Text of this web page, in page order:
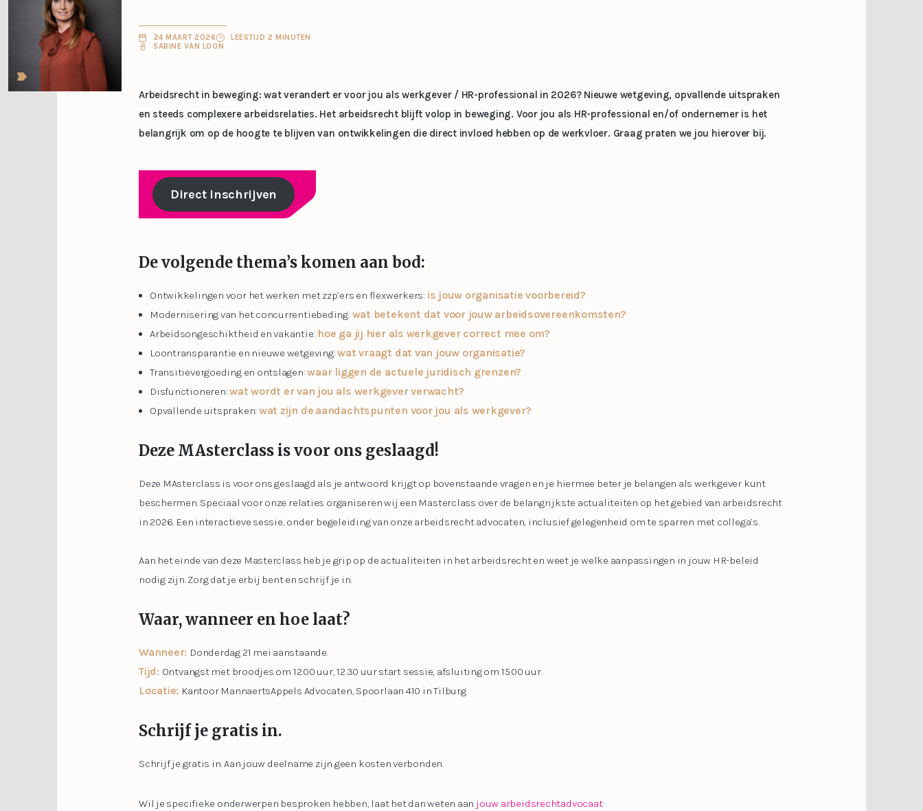
24 MAART 2026
LEESTIJD 2 MINUTEN
SABINE VAN LOON
Arbeidsrecht in beweging: wat verandert er voor jou als werkgever / HR-professional in 2026? Nieuwe wetgeving, opvallende uitspraken
en steeds complexere arbeidsrelaties. Het arbeidsrecht blijft volop in beweging. Voor jou als HR-professional en/of ondernemer is het
belangrijk om op de hoogte te blijven van ontwikkelingen die direct invloed hebben op de werkvloer. Graag praten we jou hierover bij.
Direct inschrijven
De volgende thema’s komen aan bod:
Ontwikkelingen voor het werken met zzp’ers en flexwerkers: is jouw organisatie voorbereid?
Modernisering van het concurrentiebeding: wat betekent dat voor jouw arbeidsovereenkomsten?
Arbeidsongeschiktheid en vakantie: hoe ga jij hier als werkgever correct mee om?
Loontransparantie en nieuwe wetgeving:wat vraagt dat van jouw organisatie?
Transitievergoeding en ontslagen:waar liggen de actuele juridisch grenzen?
Disfunctioneren:wat wordt er van jou als werkgever verwacht?
Opvallende uitspraken: wat zijn de aandachtspunten voor jou als werkgever?
Deze MAsterclass is voor ons geslaagd!
Deze MAsterclass is voor ons geslaagd als je antwoord krijgt op bovenstaande vragen en je hiermee beter je belangen als werkgever kunt
beschermen. Speciaal voor onze relaties organiseren wij een Masterclass over de belangrijkste actualiteiten op het gebied van arbeidsrecht
in 2026. Een interactieve sessie, onder begeleiding van onze arbeidsrecht advocaten, inclusief gelegenheid om te sparren met collega’s.
Aan het einde van deze Masterclass heb je grip op de actualiteiten in het arbeidsrecht en weet je welke aanpassingen in jouw HR-beleid
nodig zijn. Zorg dat je erbij bent en schrijf je in.
Waar, wanneer en hoe laat?
Wanneer: Donderdag 21 mei aanstaande.
Tijd: Ontvangst met broodjes om 12.00 uur, 12.30 uur start sessie, afsluiting om 15.00 uur.
Locatie: Kantoor MannaertsAppels Advocaten, Spoorlaan 410 in Tilburg
Schrijf je gratis in.
Schrijf je gratis in. Aan jouw deelname zijn geen kosten verbonden.
Wil je specifieke onderwerpen besproken hebben, laat het dan weten aan jouw arbeidsrechtadvocaat.